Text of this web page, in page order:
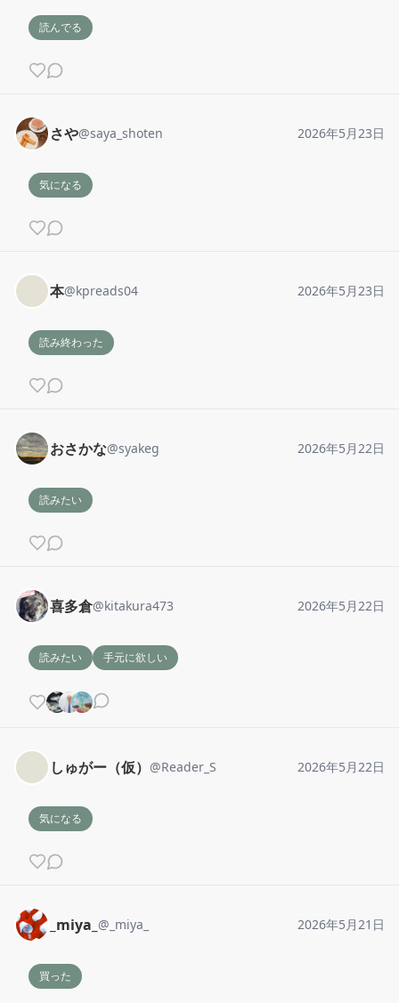
読んでる
さや@saya_shoten 2026年5月23日
気になる
本@kpreads04 2026年5月23日
読み終わった
おさかな@syakeg 2026年5月22日
読みたい
喜多倉@kitakura473 2026年5月22日
読みたい 手元に欲しい
しゅがー（仮） @Reader_S 2026年5月22日
気になる
_miya_ @ _miya_ 2026年5月21日
買った